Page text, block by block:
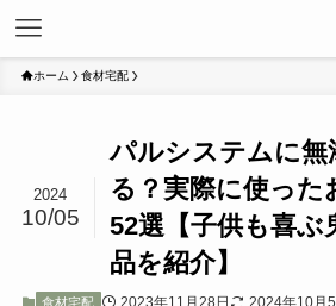
ホーム 食材宅配
パルシステムに無
る？実際に使った
52選【子供も喜ぶ
品を紹介】
2024
10/05
食材宅配